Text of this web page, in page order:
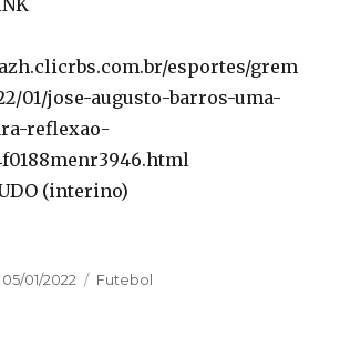
esportes/grem
01/jose-augusto-barros-uma-
reflexao-
(interino)
Publicado
05/01/2022 Categorias
Futebol